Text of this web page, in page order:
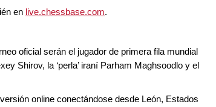
en live.chessbase.com.
oficial serán el jugador de primera fila mundial
Shirov, la ‘perla’ iraní Parham Maghsoodlo y el
online conectándose desde León, Estados